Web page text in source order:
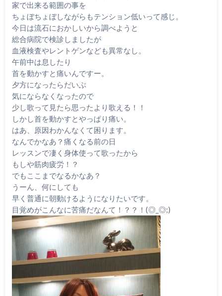
家で出来る範囲の事を
ちょぼちょぼしながらもテンション低いって感じ。
今日は流石におかしいから調べようと
総合病院で検診しましたが
血液検査やレントゲンなども異常なし。
午前中は息したり
首を動かすと痛いんですー。
夕方になったらだいぶ
気にならなくなったので
少し歌って見たら思ったより歌える！！
しかし首を動かすとやっぱり痛い。
はあ、原因わかんなくて困ります。
なんでかなあ？痛くなる前の日
レッスンで凄く身体使って歌ったから
もしや筋肉疲労！？
でもここまでなるかなあ？
うーん、何にしても
早く普通に朝動けるようになりたいです。
目覚めがこんなに苦痛だなんて！？？！(◎_◎;)